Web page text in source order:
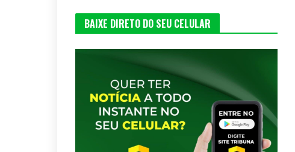
BAIXE DIRETO DO SEU CELULAR